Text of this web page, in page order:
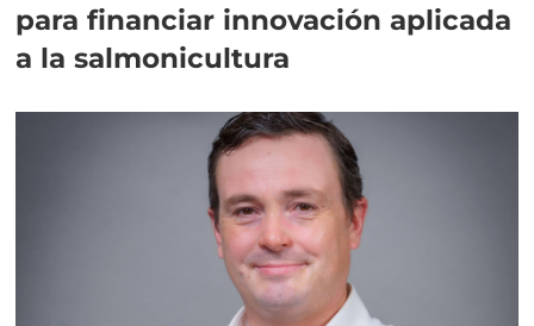
para financiar innovación aplicada
a la salmonicultura